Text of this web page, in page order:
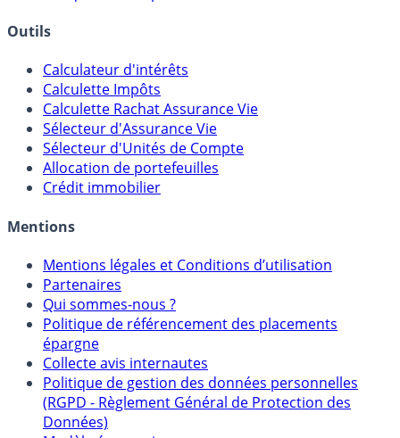
Banques & Comptes rémunérés
Outils
Calculateur d'intérêts
Calculette Impôts
Calculette Rachat Assurance Vie
Sélecteur d'Assurance Vie
Sélecteur d'Unités de Compte
Crédit immobilier
Mentions
Mentions légales et Conditions d’utilisation
Partenaires
Qui sommes-nous ?
Politique de référencement des placements
épargne
Collecte avis internautes
Politique de gestion des données personnelles